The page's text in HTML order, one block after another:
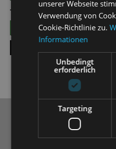
TUE | 08.06.2027 | 11:00 -
TICKETS
8,50 € -
EMBED
YOUTUBE
unserer Webseite
Verwendung von
Cookie-Richtlinie zu.
Informationen
Unbedingt
erforderlich
Targeting